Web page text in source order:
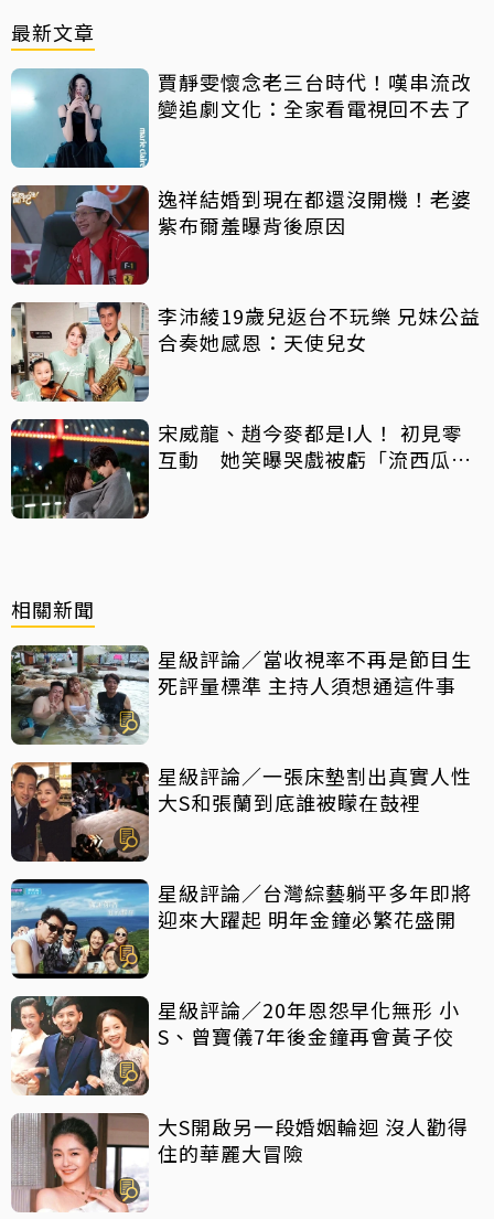
最新文章
賈靜雯懷念老三台時代！嘆串流改
變追劇文化：全家看電視回不去了
逸祥結婚到現在都還沒開機！老婆
紫布爾羞曝背後原因
李沛綾19歲兒返台不玩樂 兄妹公益
合奏她感恩：天使兒女
宋威龍、趙今麥都是I人！ 初見零
互動 她笑曝哭戲被虧「流西瓜
相關新聞
星級評論／當收視率不再是節目生
死評量標準 主持人須想通這件事
星級評論／一張床墊割出真實人性
大S和張蘭到底誰被矇在鼓裡
星級評論／台灣綜藝躺平多年即將
迎來大躍起 明年金鐘必繁花盛開
星級評論／20年恩怨早化無形 小
S、曾寶儀7年後金鐘再會黃子佼
大S開啟另一段婚姻輪迴 沒人勸得
住的華麗大冒險